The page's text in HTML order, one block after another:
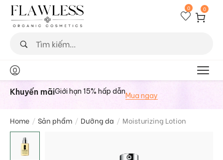
0 0
Khuyến mãiGiới hạn 15% hấp dẫn
Mua ngay
Home / Sản phẩm / Dưỡng da / Moisturizing Lotion